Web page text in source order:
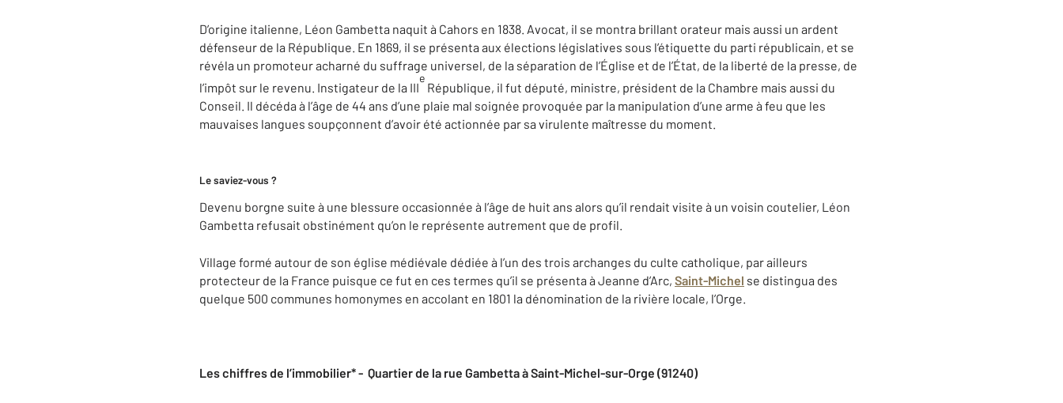
D’origine italienne, Léon Gambetta naquit à Cahors en 1838. Avocat, il se montra brillant orateur mais aussi un ardent
défenseur de la République. En 1869, il se présenta aux élections législatives sous l’étiquette du parti républicain, et se
révéla un promoteur acharné du suffrage universel, de la séparation de l’Église et de l’État, de la liberté de la presse, de
l’impôt sur le revenu. Instigateur de la III
e
République, il fut député, ministre, président de la Chambre mais aussi du
Conseil. Il décéda à l’âge de 44 ans d’une plaie mal soignée provoquée par la manipulation d’une arme à feu que les
mauvaises langues soupçonnent d’avoir été actionnée par sa virulente maîtresse du moment.
Le saviez-vous ?
Devenu borgne suite à une blessure occasionnée à l’âge de huit ans alors qu’il rendait visite à un voisin coutelier, Léon
Gambetta refusait obstinément qu’on le représente autrement que de profil.
Village formé autour de son église médiévale dédiée à l’un des trois archanges du culte catholique, par ailleurs
protecteur de la France puisque ce fut en ces termes qu’il se présenta à Jeanne d’Arc, Saint-Michel se distingua des
quelque 500 communes homonymes en accolant en 1801 la dénomination de la rivière locale, l’Orge.
Les chiffres de l’immobilier* - Quartier de la rue Gambetta à Saint-Michel-sur-Orge (91240)